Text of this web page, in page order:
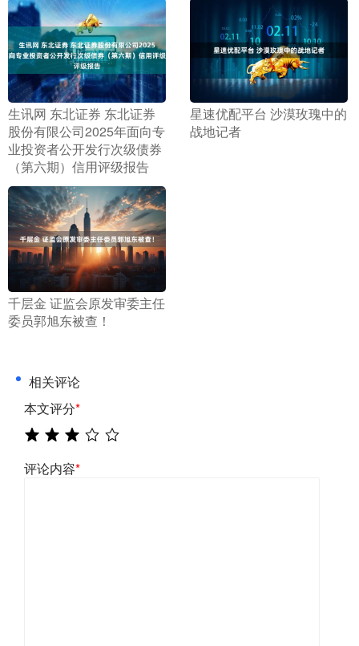
​生讯网 东北证券 东北证券
股份有限公司2025年面向专
业投资者公开发行次级债券
（第六期）信用评级报告
​星速优配平台 沙漠玫瑰中的
战地记者
​千层金 证监会原发审委主任
委员郭旭东被查！
相关评论
本文评分*
评论内容*